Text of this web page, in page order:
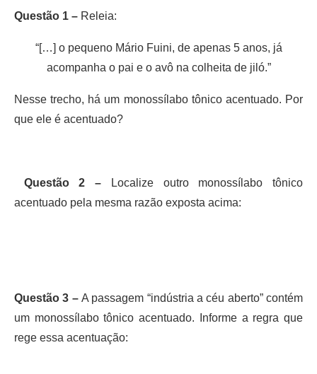
Questão 1 – Releia:
“[…] o pequeno Mário Fuini, de apenas 5 anos, já
acompanha o pai e o avô na colheita de jiló.”
Nesse trecho, há um monossílabo tônico acentuado. Por
que ele é acentuado?
Questão 2 –
Localize outro monossílabo tônico
acentuado pela mesma razão exposta acima:
Questão 3 – A passagem “indústria a céu aberto” contém
um monossílabo tônico acentuado. Informe a regra que
rege essa acentuação: